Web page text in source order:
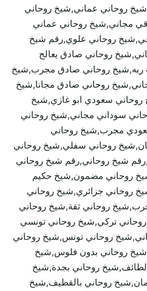
روحاني عماني,شيخ روحاني
مجاني,شيخ روحاني عماني
روحاني علوي,رقم شيخ
روحاني صادق يعالج
ربه,شيخ روحاني صادق مجرب,شيخ
روحاني صادق مجانا,شيخ
سعودي ابو غازي,شيخ
سوداني مجاني,شيخ روحاني
مجرب,شيخ روحاني
روحاني سفلي,شيخ روحاني
شيخ روحاني,رقم شيخ روحاني
روحاني مضمون,شيخ حكيم
روحاني جزائري,شيخ روحاني
روحاني ثقة,شيخ روحاني
تركي,شيخ روحاني تونسي
روحاني تونس,شيخ روحاني
روحاني بدون فلوس,شيخ
روحاني بجدة,شيخ
روحاني بالقطيف,شيخ